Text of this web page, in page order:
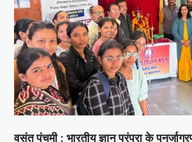
वसंत पंचमी : भारतीय ज्ञान परंपरा के